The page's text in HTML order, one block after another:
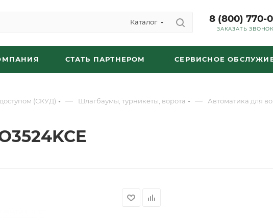
Каталог 8 (800) 770-
ЗАКАЗАТЬ ЗВОНОК
СТАТЬ ПАРТНЕРОМ СЕРВИСНОЕ
(СКУД) — Шлагбаумы, турникеты, ворота — Автоматика для